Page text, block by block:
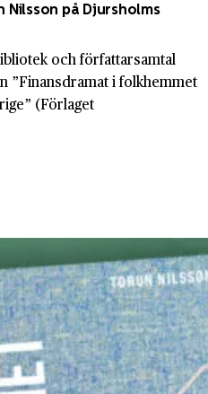
på Djursholms
och författarsamtal
”Finansdramat i folkhemmet
(Förlaget